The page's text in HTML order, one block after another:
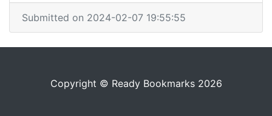
Submitted on 2024-02-07 19:55:55
Copyright © Ready Bookmarks 2026